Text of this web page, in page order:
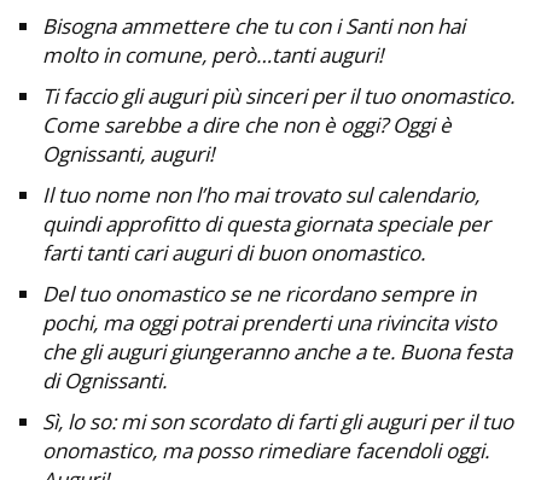
Bisogna ammettere che tu con i Santi non hai
molto in comune, però…tanti auguri!
Ti faccio gli auguri più sinceri per il tuo onomastico.
Come sarebbe a dire che non è oggi? Oggi è
Ognissanti, auguri!
Il tuo nome non l’ho mai trovato sul calendario,
quindi approfitto di questa giornata speciale per
farti tanti cari auguri di buon onomastico.
Del tuo onomastico se ne ricordano sempre in
pochi, ma oggi potrai prenderti una rivincita visto
che gli auguri giungeranno anche a te. Buona festa
di Ognissanti.
Sì, lo so: mi son scordato di farti gli auguri per il tuo
onomastico, ma posso rimediare facendoli oggi.